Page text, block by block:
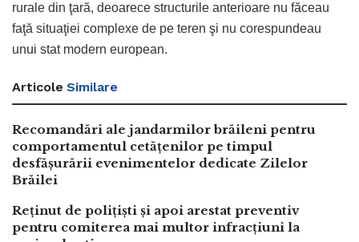
rurale din ţară, deoarece structurile anterioare nu făceau
faţă situaţiei complexe de pe teren şi nu corespundeau
unui stat modern european.
Articole Similare
Recomandări ale jandarmilor brăileni pentru
comportamentul cetățenilor pe timpul
desfășurării evenimentelor dedicate Zilelor
Brăilei
Reținut de polițiști și apoi arestat preventiv
pentru comiterea mai multor infracțiuni la